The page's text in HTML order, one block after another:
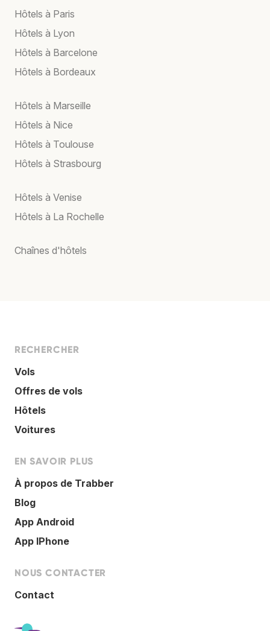
Hôtels à Paris
Hôtels à Lyon
Hôtels à Barcelone
Hôtels à Bordeaux
Hôtels à Marseille
Hôtels à Nice
Hôtels à Toulouse
Hôtels à Strasbourg
Hôtels à Venise
Hôtels à La Rochelle
Chaînes d'hôtels
RECHERCHER
Vols
Offres de vols
Hôtels
Voitures
EN SAVOIR PLUS
À propos de Trabber
Blog
App Android
App IPhone
NOUS CONTACTER
Contact